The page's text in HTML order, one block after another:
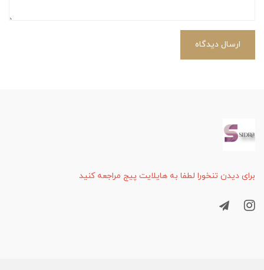
ارسال دیدگاه
برای دیدن تنخورا لطفا به هایلایت پیج مراجعه کنید